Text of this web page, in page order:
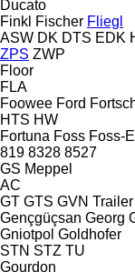
Ducato
Finkl Fischer Fliegl
ASW DK DTS EDK
ZPS ZWP
Floor
FLA
Foowee Ford
HTS HW
Fortuna Foss Foss-
819 8328 8527
GS Meppel
AC
GT GTS GVN Trailer
Gençgüçsan Georg
Gniotpol Goldhofer
STN STZ TU
Gourdon